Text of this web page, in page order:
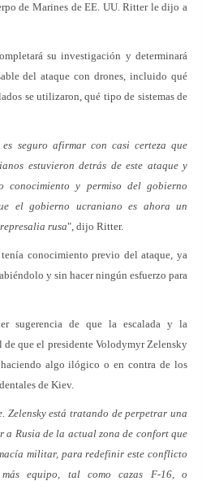
de Marines de EE. UU. Ritter le dijo a
su investigación y determinará
del ataque con drones, incluido qué
se utilizaron, qué tipo de sistemas de
seguro afirmar con casi certeza que
estuvieron detrás de este ataque y
y permiso del gobierno
el gobierno ucraniano es ahora un
rusa", dijo Ritter.
conocimiento previo del ataque, ya
y sin hacer ningún esfuerzo para
sugerencia de que la escalada y la
de que el presidente Volodymyr Zelensky
algo ilógico o en contra de los
de Kiev.
Zelensky está tratando de perpetrar una
a Rusia de la actual zona de confort que
militar, para redefinir este conflicto
equipo, tal como cazas F-16, o